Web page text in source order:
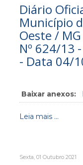
Diário
Município
Oeste /
Nº 624/13
- Data 04/
Baixar anexos:
Leia mais ...
Sexta, 01 Outubro 2021